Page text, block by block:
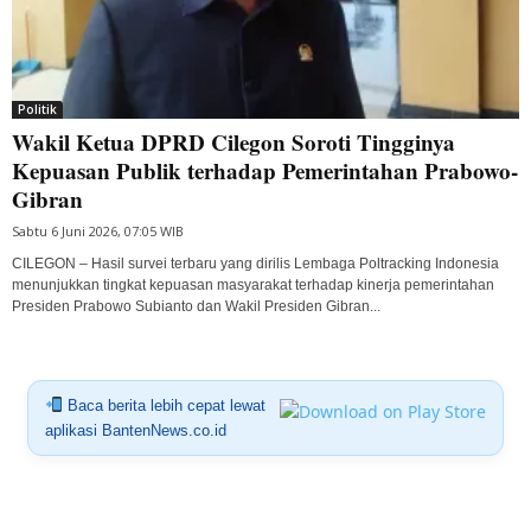
Politik
Wakil Ketua DPRD Cilegon Soroti Tingginya
Kepuasan Publik terhadap Pemerintahan Prabowo-
Gibran
Sabtu 6 Juni 2026, 07:05 WIB
CILEGON – Hasil survei terbaru yang dirilis Lembaga Poltracking Indonesia
menunjukkan tingkat kepuasan masyarakat terhadap kinerja pemerintahan
Presiden Prabowo Subianto dan Wakil Presiden Gibran...
Baca berita lebih cepat lewat
aplikasi BantenNews.co.id